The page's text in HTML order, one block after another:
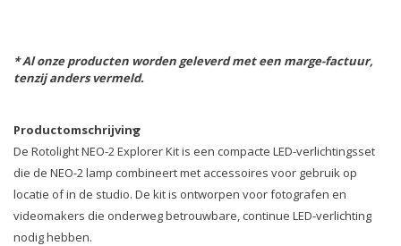
* Al onze producten worden geleverd met een marge-factuur,
tenzij anders vermeld.
Productomschrijving
De Rotolight NEO-2 Explorer Kit is een compacte LED-verlichtingsset
die de NEO-2 lamp combineert met accessoires voor gebruik op
locatie of in de studio. De kit is ontworpen voor fotografen en
videomakers die onderweg betrouwbare, continue LED-verlichting
nodig hebben.